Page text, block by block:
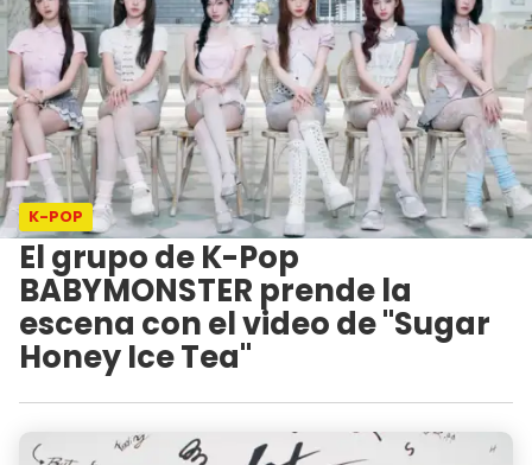
K-POP
El grupo de K-Pop
BABYMONSTER prende la
escena con el video de "Sugar
Honey Ice Tea"